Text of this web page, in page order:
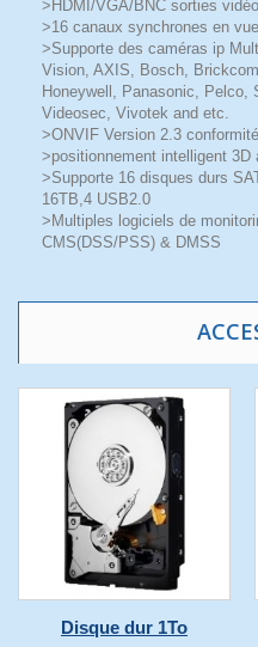
>HDMI/VGA/BNC sorties
>16 canaux synchrones en
>Supporte des caméras ip
Vision, AXIS, Bosch,
Honeywell, Panasonic, Pelco,
Videosec, Vivotek and etc.
>ONVIF Version 2.3 conformité
>positionnement intelligent 3D
>Supporte 16 disques durs
16TB,4 USB2.0
>Multiples logiciels de
CMS(DSS/PSS) & DMSS
Disque dur 1To